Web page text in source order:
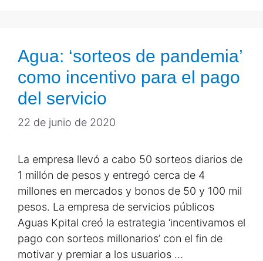
Agua: ‘sorteos de pandemia’
como incentivo para el pago
del servicio
22 de junio de 2020
La empresa llevó a cabo 50 sorteos diarios de
1 millón de pesos y entregó cerca de 4
millones en mercados y bonos de 50 y 100 mil
pesos. La empresa de servicios públicos
Aguas Kpital creó la estrategia ‘incentivamos el
pago con sorteos millonarios’ con el fin de
motivar y premiar a los usuarios …